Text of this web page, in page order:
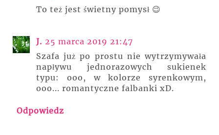
To też jest świetny pomysł 😉
J. 25 marca 2019 21:47
Szafa już po prostu nie wytrzymywała
napływu jednorazowych sukienek
typu: ooo, w kolorze syrenkowym,
ooo... romantyczne falbanki xD.
Odpowiedz